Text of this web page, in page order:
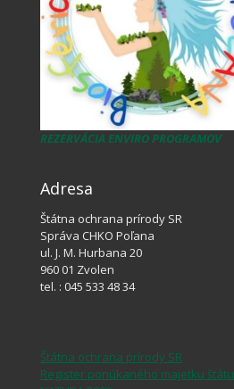
REZERVÁCIA ENVIRO PROGRAMOV
Adresa
Štátna ochrana prírody SR
Správa CHKO Poľana
ul. J. M. Hurbana 20
960 01 Zvolen
tel. : 045 533 48 34
Štátna ochrana prírody SR
Register ponúkaného majetku štátu